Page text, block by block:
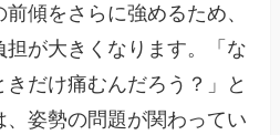
傾をさらに強めるため、
担が大きくなります。「な
だけ痛むんだろう？」と
姿勢の問題が関わってい